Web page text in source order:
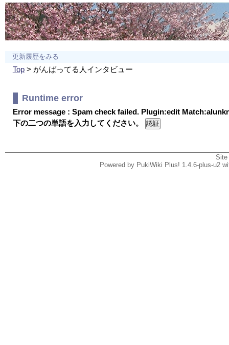
更新履歴をみる
Top> がんばってる人インタビュー
Runtime error
Error message : Spam check failed. Plugin:edit
下の二つの単語を入力してください。
Powered by PukiWiki Plus! 1.4.6-plus-u2